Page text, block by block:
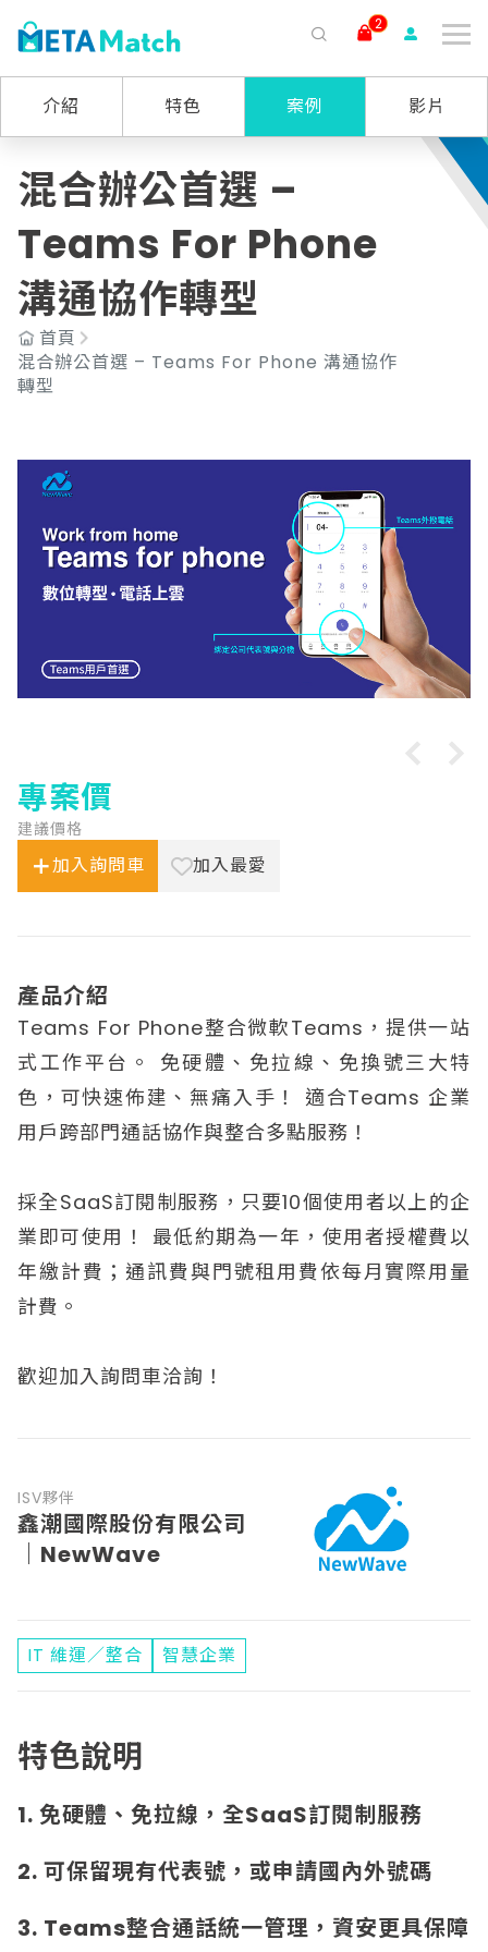
ai agent AI 客服 gemini
2
介紹 特色 案例 影片
混合辦公首選 –
Teams For Phone
溝通協作轉型
首頁
混合辦公首選 – Teams For Phone 溝通協作
轉型
專案價
建議價格
加入詢問車 加入最愛
產品介紹
Teams For Phone整合微軟Teams，提供一站
式工作平台。 免硬體、免拉線、免換號三大特
色，可快速佈建、無痛入手！ 適合Teams 企業
用戶跨部門通話協作與整合多點服務！
採全SaaS訂閱制服務，只要10個使用者以上的企
業即可使用！ 最低約期為一年，使用者授權費以
年繳計費；通訊費與門號租用費依每月實際用量
計費。
歡迎加入詢問車洽詢！
ISV夥伴
鑫潮國際股份有限公司
｜NewWave
IT 維運／整合 智慧企業
特色說明
1. 免硬體、免拉線，全SaaS訂閱制服務
2. 可保留現有代表號，或申請國內外號碼
3. Teams整合通話統一管理，資安更具保障